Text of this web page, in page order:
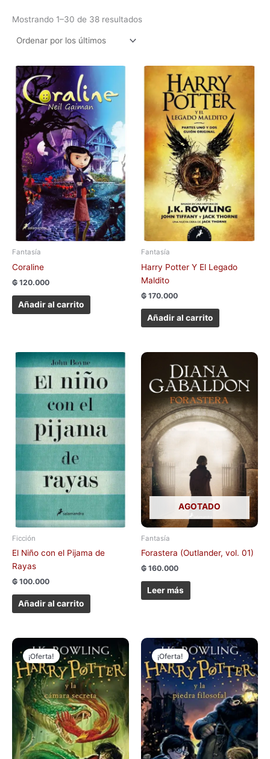
Mostrando 1–30 de 38 resultados
Fantasía
Coraline
₲ 120.000
Añadir al carrito
Fantasía
Harry Potter Y El Legado
Maldito
₲ 170.000
Añadir al carrito
Ficción
El Niño con el Pijama de
Rayas
₲ 100.000
Añadir al carrito
AGOTADO
Fantasía
Forastera (Outlander, vol. 01)
₲ 160.000
Leer más
¡Oferta!
precio
original
era:
₲ 150.000.
precio
actual
es:
₲ 140.000.
¡Oferta!
El
precio
original
era:
₲ 150.000.
El
precio
actual
es:
₲ 140.000.